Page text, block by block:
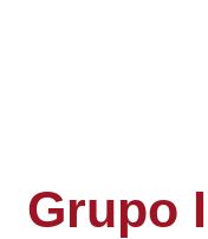
Grupo